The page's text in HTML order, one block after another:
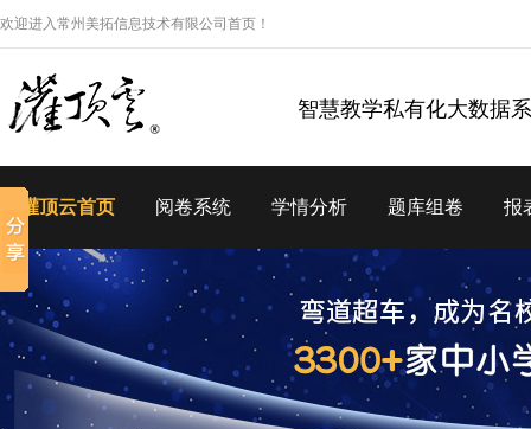
欢迎进入常州美拓信息技术有限公司首页！
智慧教学私有化大数据
灌顶云首页 阅卷系统 学情分析 题库组卷 报